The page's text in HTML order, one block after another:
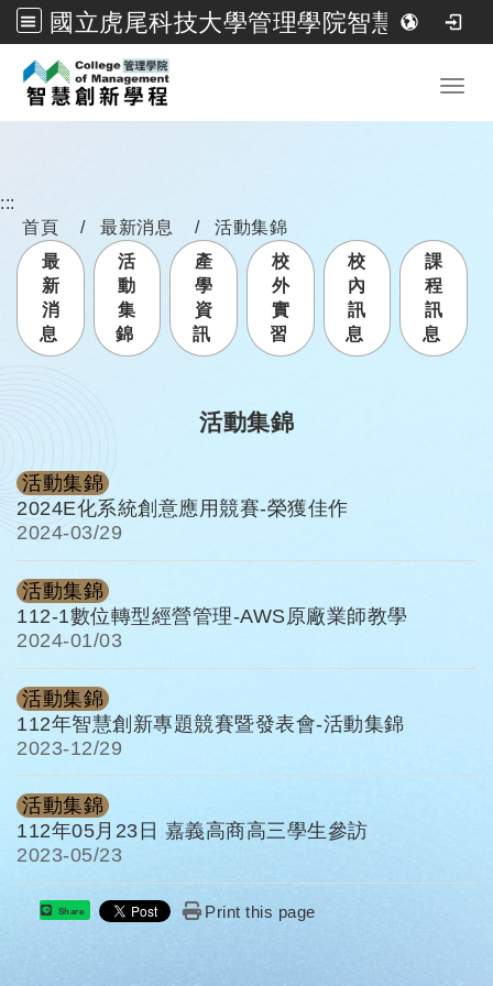
國立虎尾科技大學管理學院智慧創新學程
跳到主要內容
:::
首頁
最新消息
活動集錦
最
新
消
息
活
動
集
錦
產
學
資
訊
校
外
實
習
校
內
訊
息
課
程
訊
息
活動集錦
活動集錦
2024E化系統創意應用競賽-榮獲佳作
2024-03/29
活動集錦
112-1數位轉型經營管理-AWS原廠業師教學
2024-01/03
活動集錦
112年智慧創新專題競賽暨發表會-活動集錦
2023-12/29
活動集錦
112年05月23日 嘉義高商高三學生參訪
2023-05/23
Share Print this page